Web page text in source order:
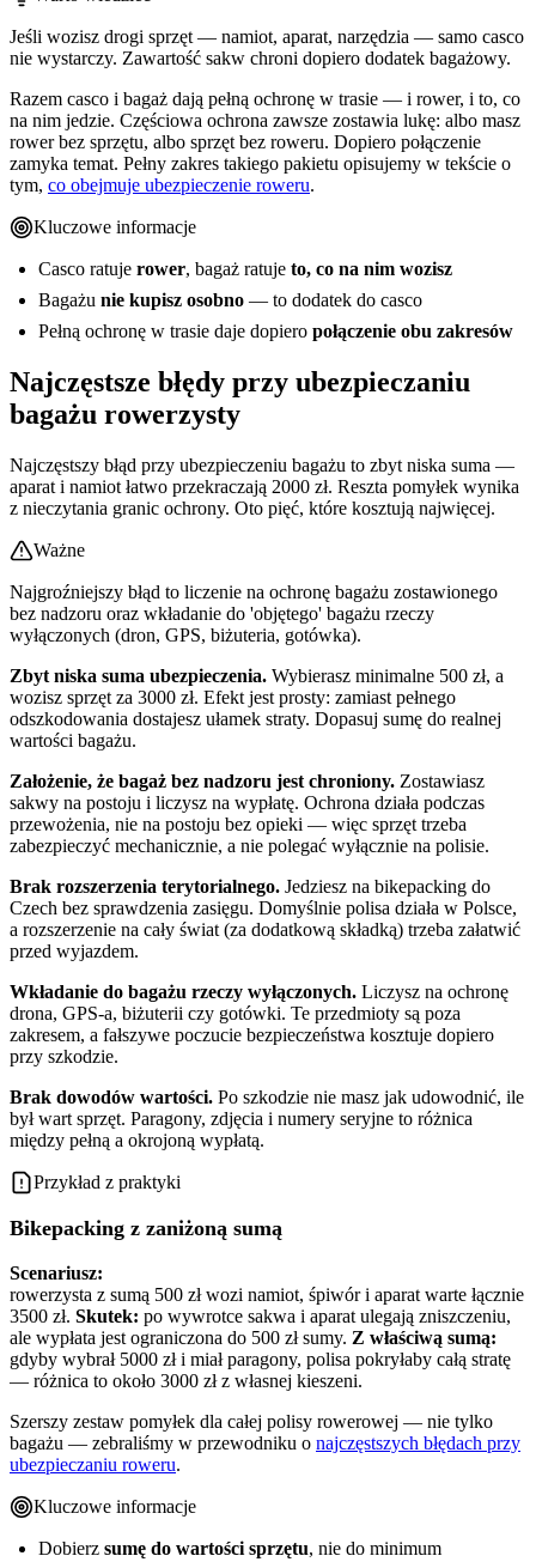
Jeśli wozisz drogi sprzęt — namiot, aparat, narzędzia — samo casco
nie wystarczy. Zawartość sakw chroni dopiero dodatek bagażowy.
Razem casco i bagaż dają pełną ochronę w trasie — i rower, i to, co
na nim jedzie. Częściowa ochrona zawsze zostawia lukę: albo masz
rower bez sprzętu, albo sprzęt bez roweru. Dopiero połączenie
zamyka temat. Pełny zakres takiego pakietu opisujemy w tekście o
tym, co obejmuje ubezpieczenie roweru.
Kluczowe informacje
Casco ratuje rower, bagaż ratuje to, co na nim wozisz
Bagażu nie kupisz osobno — to dodatek do casco
Pełną ochronę w trasie daje dopiero połączenie obu zakresów
Najczęstsze błędy przy ubezpieczaniu
bagażu rowerzysty
Najczęstszy błąd przy ubezpieczeniu bagażu to zbyt niska suma —
aparat i namiot łatwo przekraczają 2000 zł. Reszta pomyłek wynika
z nieczytania granic ochrony. Oto pięć, które kosztują najwięcej.
Ważne
Najgroźniejszy błąd to liczenie na ochronę bagażu zostawionego
bez nadzoru oraz wkładanie do 'objętego' bagażu rzeczy
wyłączonych (dron, GPS, biżuteria, gotówka).
Zbyt niska suma ubezpieczenia. Wybierasz minimalne 500 zł, a
wozisz sprzęt za 3000 zł. Efekt jest prosty: zamiast pełnego
odszkodowania dostajesz ułamek straty. Dopasuj sumę do realnej
wartości bagażu.
Założenie, że bagaż bez nadzoru jest chroniony. Zostawiasz
sakwy na postoju i liczysz na wypłatę. Ochrona działa podczas
przewożenia, nie na postoju bez opieki — więc sprzęt trzeba
zabezpieczyć mechanicznie, a nie polegać wyłącznie na polisie.
Brak rozszerzenia terytorialnego. Jedziesz na bikepacking do
Czech bez sprawdzenia zasięgu. Domyślnie polisa działa w Polsce,
a rozszerzenie na cały świat (za dodatkową składką) trzeba załatwić
przed wyjazdem.
Wkładanie do bagażu rzeczy wyłączonych. Liczysz na ochronę
drona, GPS-a, biżuterii czy gotówki. Te przedmioty są poza
zakresem, a fałszywe poczucie bezpieczeństwa kosztuje dopiero
przy szkodzie.
Brak dowodów wartości. Po szkodzie nie masz jak udowodnić, ile
był wart sprzęt. Paragony, zdjęcia i numery seryjne to różnica
między pełną a okrojoną wypłatą.
Przykład z praktyki
Bikepacking z zaniżoną sumą
Scenariusz:
rowerzysta z sumą 500 zł wozi namiot, śpiwór i aparat warte łącznie
3500 zł. Skutek: po wywrotce sakwa i aparat ulegają zniszczeniu,
ale wypłata jest ograniczona do 500 zł sumy. Z właściwą sumą:
gdyby wybrał 5000 zł i miał paragony, polisa pokryłaby całą stratę
— różnica to około 3000 zł z własnej kieszeni.
Szerszy zestaw pomyłek dla całej polisy rowerowej — nie tylko
bagażu — zebraliśmy w przewodniku o najczęstszych błędach przy
ubezpieczaniu roweru.
Kluczowe informacje
Dobierz sumę do wartości sprzętu, nie do minimum